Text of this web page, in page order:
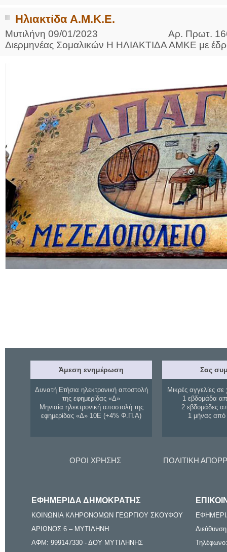
Ηλιακτίδα Α.Μ.Κ.Ε.
Μυτιλήνη 09/01/2023 Αρ. Πρωτ. 16640
Διερμηνέας Σομαλικών Η ΗΛΙΑΚΤΙΔΑ ΑΜΚΕ με
Άμεση ενημέρωση
Δυνατή Ετήσια ηλεκτρονική αποστολή
της εφημερίδας «Δ»
Μηνιαία ηλεκτρονική αποστολή της
εφημερίδας «Δ» 10Ε (+4% Φ.Π.Α)
Σας
Μικρές αγγελίες σε
1 εβδομάδα
2 εβδομάδες
1 μήνας
ΟΡΟΙ ΧΡΗΣΗΣ ΠΟΛΙΤΙΚΗ
ΕΦΗΜΕΡΙΔΑ ΔΗΜΟΚΡΑΤΗΣ
ΚΟΙΝΩΝΙΑ ΚΛΗΡΟΝΟΜΩΝ ΓΕΩΡΓΙΟΥ ΣΚΟΥΦΟΥ
ΑΡΙΩΝΟΣ 6 – ΜΥΤΙΛΗΝΗ
ΑΦΜ: 999147330 - ΔΟΥ ΜΥΤΙΛΗΝΗΣ